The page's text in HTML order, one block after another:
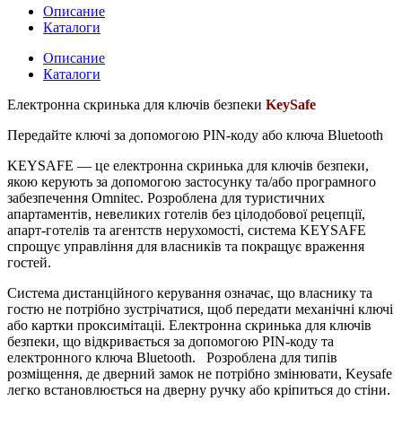
Описание
Каталоги
Описание
Каталоги
Електронна скринька для ключів безпеки KeySafe
Передайте ключі за допомогою PIN-коду або ключа Bluetooth
KEYSAFE — це електронна скринька для ключів безпеки,
якою керують за допомогою застосунку та/або програмного
забезпечення Omnitec. Розроблена для туристичних
апартаментів, невеликих готелів без цілодобової рецепції,
апарт-готелів та агентств нерухомості, система KEYSAFE
спрощує управління для власників та покращує враження
гостей.
Система дистанційного керування означає, що власнику та
гостю не потрібно зустрічатися, щоб передати механічні ключі
або картки проксимітаціі. Електронна скринька для ключів
безпеки, що відкривається за допомогою PIN-коду та
електронного ключа Bluetooth. Розроблена для типів
розміщення, де дверний замок не потрібно змінювати, Keysafe
легко встановлюється на дверну ручку або кріпиться до стіни.